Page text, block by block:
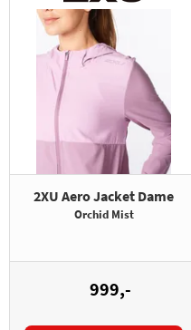
2XU Aero Jacket Dame
Orchid Mist
999,-